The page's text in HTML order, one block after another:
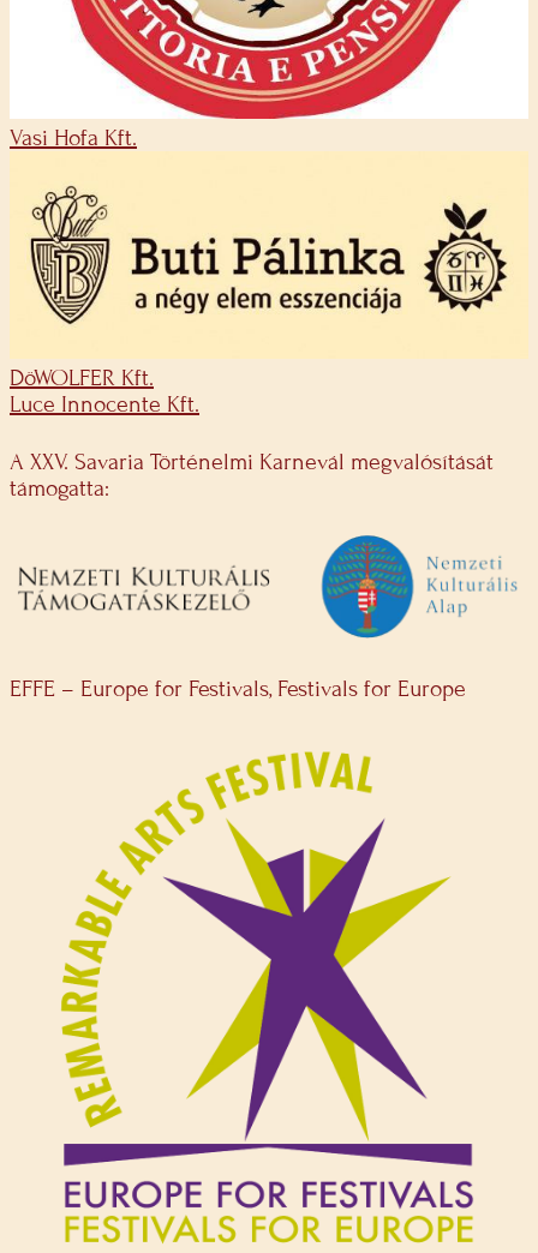
Vasi Hofa Kft.
DöWOLFER Kft.
Luce Innocente Kft.
A XXV. Savaria Történelmi Karnevál megvalósítását
támogatta:
EFFE – Europe for Festivals, Festivals for Europe